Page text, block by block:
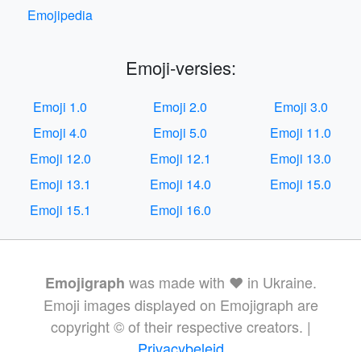
Emojipedia
Emoji-versies:
Emoji 1.0 Emoji 2.0
Emoji 3.0
Emoji 4.0
Emoji 5.0
Emoji 11.0
Emoji 12.0
Emoji 12.1
Emoji 13.0
Emoji 13.1
Emoji 14.0
Emoji 15.0
Emoji 15.1
Emoji 16.0
Emojigraph was made with ❤️ in Ukraine.
Emoji images displayed on Emojigraph are
copyright © of their respective creators. |